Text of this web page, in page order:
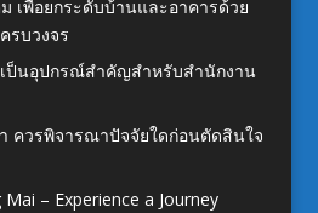
เพื่อยกระดับบ้านและอาคารด้วย
รบวงจร
ป็นอุปกรณ์สำคัญสำหรับสำนักงาน
ควรพิจารณาปัจจัยใดก่อนตัดสินใจ
– Experience a Journey